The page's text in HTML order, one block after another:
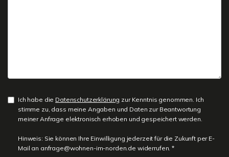
Ich habe die Datenschutzerklärung zur Kenntnis genommen. Ich
stimme zu, dass meine Angaben und Daten zur Beantwortung
meiner Anfrage elektronisch erhoben und gespeichert werden.
Hinweis: Sie können Ihre Einwilligung jederzeit für die Zukunft per E-
Mail an anfrage@wohnen-im-norden.de widerrufen. *